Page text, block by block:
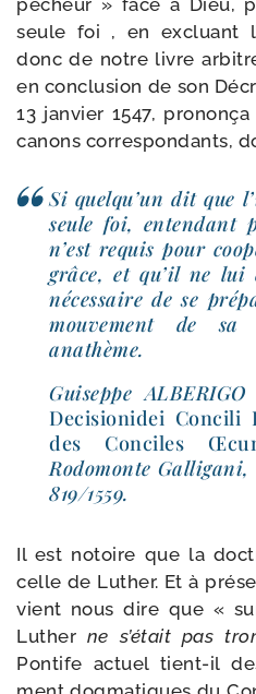
pécheur » face à Dieu,
seule foi , en excluant
donc de notre livre
en conclu­sion de son
13 jan­vier 1547,
canons cor­res­pon­dants,
Si quel­qu’un dit que
seule foi, enten­dant
n’est requis pour
grâce, et qu’il ne lui
néces­saire de se
mou­ve­ment de
anathème.
Guiseppe
Decisionidei Concili
des Conciles
Rodomonte Galligani,
819/​1559.
Il est notoire que la
celle de Luther. Et à
vient nous dire que «
Luther ne s’é­tait pas
Pontife actuel tient-​il